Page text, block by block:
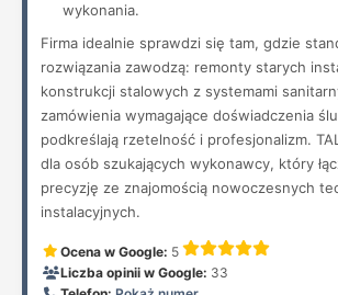
wykonania.
Firma idealnie sprawdzi się tam, gdzie
rozwiązania zawodzą: remonty starych
konstrukcji stalowych z systemami
zamówienia wymagające doświadczenia
podkreślają rzetelność i profesjonalizm.
dla osób szukających wykonawcy, który
precyzję ze znajomością nowoczesnych
instalacyjnych.
Ocena w Google: 5
Liczba opinii w Google: 33